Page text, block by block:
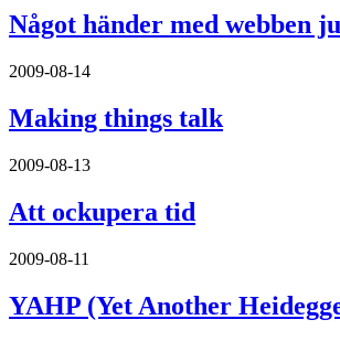
Något händer med webben
2009-08-14
Making things talk
2009-08-13
Att ockupera tid
2009-08-11
YAHP (Yet Another